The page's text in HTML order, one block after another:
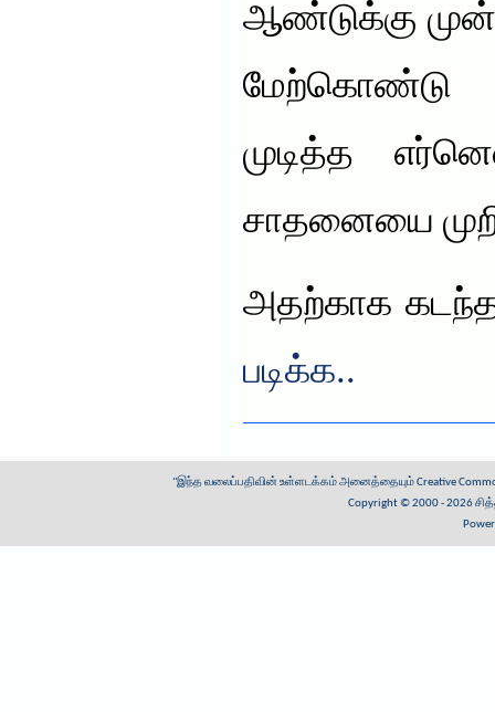
ஆண்டுக்கு
மேற்கொண்டு
முடித்த
சாதனையை
அதற்காக
படிக்க..
"இந்த வலைப்பதிவின் உள்ளடக்கம் அனைத்தையும்Creative
Copyright © 2000 - 2026